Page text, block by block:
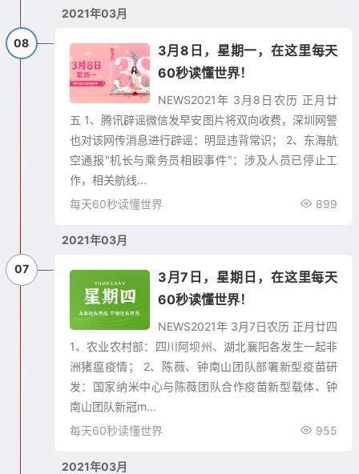
08
3月8日，星期一，在这里每天
60秒读懂世界！
NEWS2021年 3月8日农历 正月廿
五 1、腾讯辟谣微信发早安图片将双向收费，深圳网警
也对该网传消息进行辟谣：明显违背常识； 2、东海航
空通报"机长与乘务员相殴事件"：涉及人员已停止工
作，相关航线...
2021年03月
每天60秒读懂世界 899
07
3月7日，星期日，在这里每天
60秒读懂世界！
NEWS2021年 3月7日农历 正月廿四
1、农业农村部：四川阿坝州、湖北襄阳各发生一起非
洲猪瘟疫情； 2、陈薇、钟南山团队部署新型疫苗研
发：国家纳米中心与陈薇团队合作疫苗新型载体、钟
南山团队新冠m...
2021年03月
每天60秒读懂世界 955
2021年03月